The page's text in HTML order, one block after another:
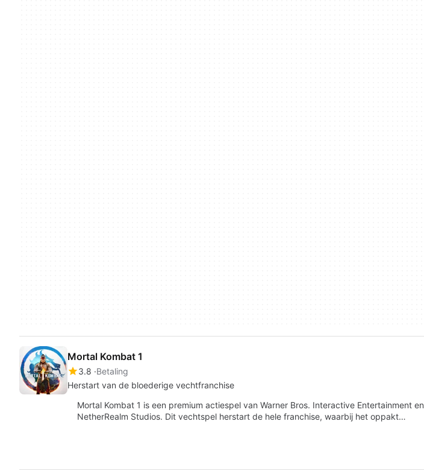
Mortal Kombat 1
3.8 Betaling
Herstart van de bloederige vechtfranchise
Mortal Kombat 1 is een premium actiespel van Warner Bros. Interactive Entertainment en
NetherRealm Studios. Dit vechtspel herstart de hele franchise, waarbij het oppakt…